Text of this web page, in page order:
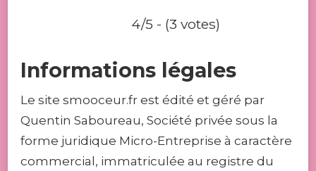
4/5 - (3 votes)
Informations légales
Le site smooceur.fr est édité et géré par
Quentin Saboureau, Société privée sous la
forme juridique Micro-Entreprise à caractère
commercial, immatriculée au registre du